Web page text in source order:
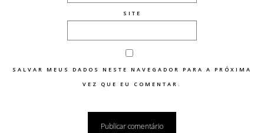
SITE
SALVAR MEUS DADOS NESTE NAVEGADOR PARA A PRÓXIMA
VEZ QUE EU COMENTAR.